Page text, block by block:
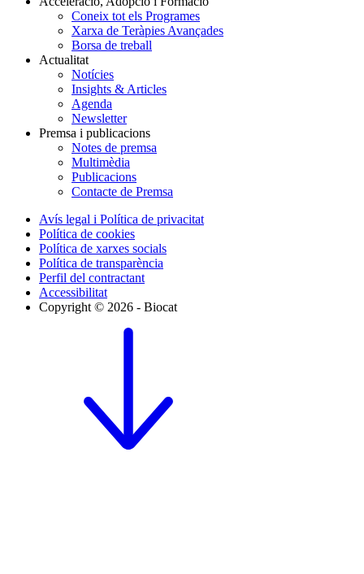
Coneix tot els Programes
Xarxa de Teràpies Avançades
Borsa de treball
Actualitat
Notícies
Insights & Articles
Agenda
Newsletter
Premsa i publicacions
Notes de premsa
Multimèdia
Publicacions
Contacte de Premsa
Avís legal i Política de privacitat
Política de cookies
Política de xarxes socials
Política de transparència
Perfil del contractant
Accessibilitat
Copyright © 2026 - Biocat